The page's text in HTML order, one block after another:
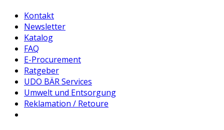
Kontakt
Newsletter
Katalog
FAQ
E-Procurement
Ratgeber
UDO BÄR Services
Umwelt und Entsorgung
Reklamation / Retoure